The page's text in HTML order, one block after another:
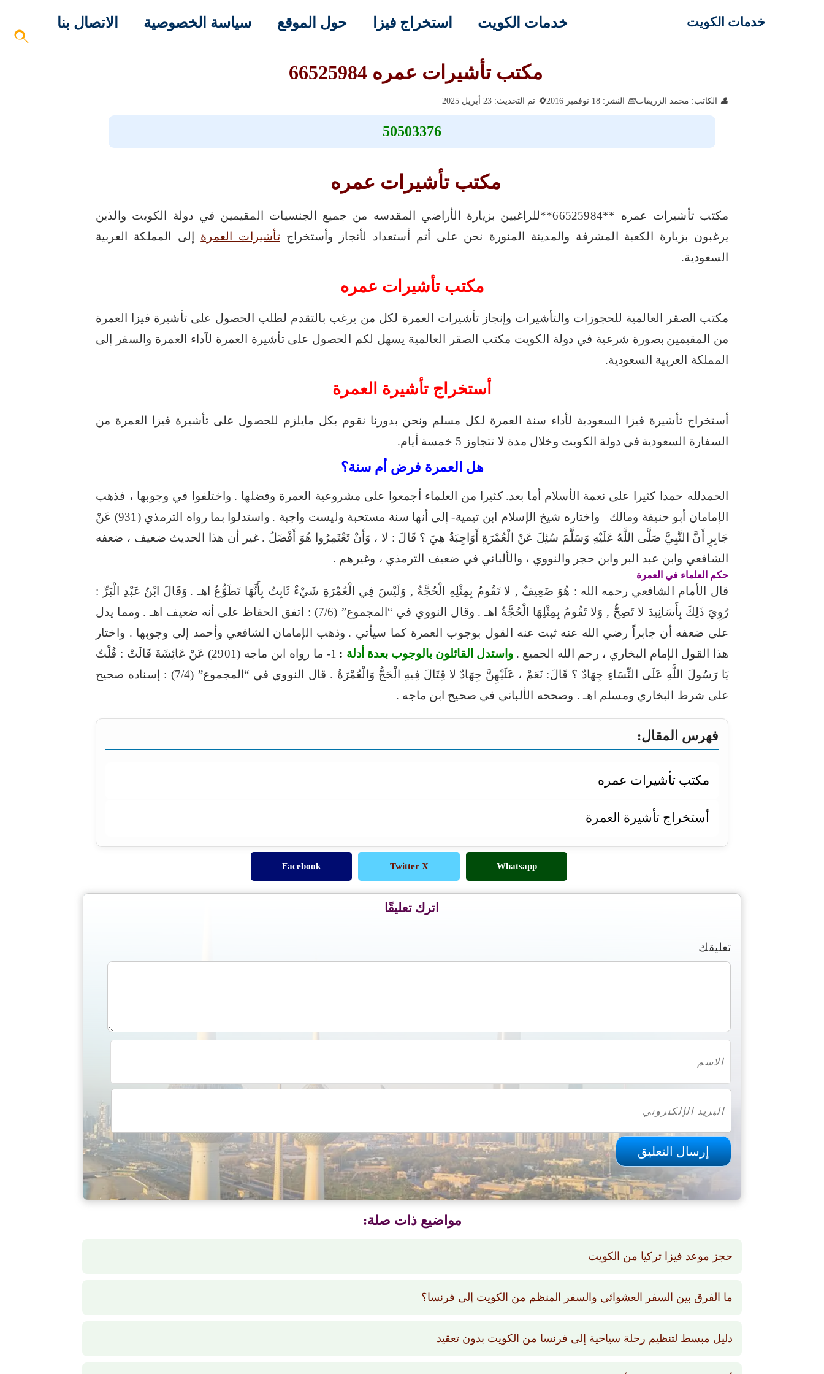
خدمات الكويت خدمات الكويت استخراج فيزا حول الموقع سياسة الخصوصية الاتصال بنا
مكتب تأشيرات عمره 66525984
الكاتب: محمد الزريقات النشر: 18 نوفمبر 2016 تم التحديث: 23 أبريل 2025
50503376
مكتب تأشيرات عمره
مكتب تأشيرات عمره **66525984**للراغبين بزيارة الأراضي المقدسه من جميع الجنسيات المقيمين في دولة الكويت والذين
يرغبون بزيارة الكعبة
المشرفة والمدينة المنورة نحن على أتم أستعداد لأنجاز وأستخراجتأشيرات العمرة إلى المملكة العربية
السعودية.
مكتب تأشيرات عمره
مكتب الصقر العالمية للحجوزات والتأشيرات وإنجاز تأشيرات العمرة لكل من يرغب بالتقدم لطلب الحصول على تأشيرة فيزا العمرة
من المقيمين بصورة شرعية في دولة الكويت مكتب الصقر العالمية يسهل لكم الحصول على تأشيرة العمرة لآداء العمرة والسفر إلى
المملكة العربية السعودية.
أستخراج تأشيرة العمرة
أستخراج تأشيرة فيزا السعودية لأداء سنة العمرة لكل مسلم ونحن بدورنا نقوم بكل مايلزم للحصول على تأشيرة فيزا العمرة من
السفارة السعودية في دولة الكويت وخلال مدة لا تتجاوز 5 خمسة أيام.
هل العمرة فرض أم سنة؟
الحمدلله حمدا كثيرا على نعمة الأسلام أما بعد. كثيرا من العلماء أجمعوا على مشروعية العمرة وفضلها . واختلفوا في وجوبها ، فذهب
الإمامان أبو حنيفة ومالك –واختاره شيخ الإسلام ابن تيمية- إلى أنها سنة مستحبة وليست واجبة .
واستدلوا بما رواه الترمذي (931) عَنْ
جَابِرٍ أَنَّ النَّبِيَّ صَلَّى اللَّهُ عَلَيْهِ وَسَلَّمَ سُئِلَ عَنْ الْعُمْرَةِ أَوَاجِبَةٌ هِيَ ؟ قَالَ : لا ، وَأَنْ تَعْتَمِرُوا هُوَ أَفْضَلُ . غير أن هذا الحديث ضعيف ، ضعفه
الشافعي وابن عبد البر وابن حجر والنووي ، والألباني في ضعيف الترمذي ، وغيرهم .
حكم العلماء في العمرة
قال الأمام الشافعي رحمه الله : هُوَ ضَعِيفٌ , لا تَقُومُ بِمِثْلِهِ الْحُجَّةُ , وَلَيْسَ فِي الْعُمْرَةِ شَيْءٌ ثَابِتٌ بِأَنَّهَا تَطَوُّعٌ اهـ . وَقَالَ ابْنُ عَبْدِ الْبَرِّ :
رُوِيَ ذَلِكَ بِأَسَانِيدَ لا تَصِحُّ , وَلا تَقُومُ بِمِثْلِهَا الْحُجَّةُ اهـ . وقال النووي في “المجموع” (7/6) : اتفق الحفاظ على أنه ضعيف اهـ .
ومما يدل
على ضعفه أن جابراً رضي الله عنه ثبت عنه القول بوجوب العمرة كما سيأتي . وذهب الإمامان الشافعي وأحمد إلى وجوبها . واختار
هذا القول الإمام البخاري ، رحم الله الجميع . واستدل القائلون بالوجوب بعدة أدلة :
1- ما رواه ابن ماجه (2901) عَنْ عَائِشَةَ قَالَتْ : قُلْتُ
يَا رَسُولَ اللَّهِ عَلَى النِّسَاءِ جِهَادٌ ؟ قَالَ: نَعَمْ ، عَلَيْهِنَّ جِهَادٌ لا قِتَالَ فِيهِ الْحَجُّ وَالْعُمْرَةُ . قال النووي في “المجموع” (7/4) : إسناده صحيح
على شرط البخاري ومسلم اهـ . وصححه الألباني في صحيح ابن ماجه .
فهرس المقال:
مكتب تأشيرات عمره
أستخراج تأشيرة العمرة
Whatsapp
Twitter X
Facebook
اترك تعليقًا
تعليقك
مواضيع ذات صلة:
حجز موعد فيزا تركيا من الكويت
ما الفرق بين السفر العشوائي والسفر المنظم من الكويت إلى فرنسا؟
دليل مبسط لتنظيم رحلة سياحية إلى فرنسا من الكويت بدون تعقيد